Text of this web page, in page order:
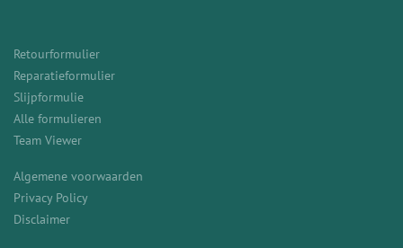
Retourformulier
Reparatieformulier
Slijpformulie
Alle formulieren
Team Viewer
Algemene voorwaarden
Privacy Policy
Disclaimer